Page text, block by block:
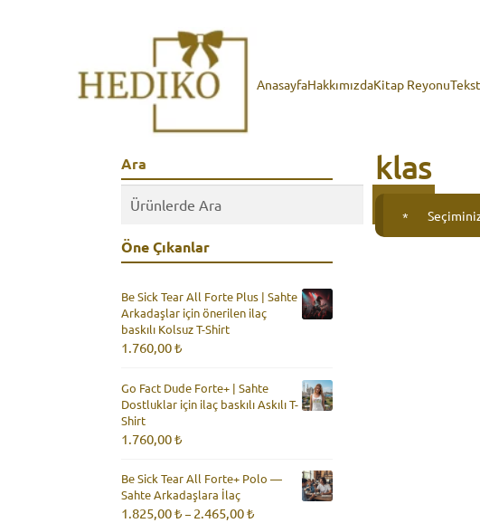
AnasayfaHakkımızdaKitap Reyonu
klas
Ara
Öne Çıkanlar
Be Sick Tear All Forte Plus | Sahte
Arkadaşlar için önerilen ilaç
baskılı Kolsuz T-Shirt
1.760,00₺
Go Fact Dude Forte+ | Sahte
Dostluklar için ilaç baskılı Askılı T-
Shirt
1.760,00₺
Be Sick Tear All Forte+ Polo —
Sahte Arkadaşlara İlaç
1.825,00₺ – 2.465,00₺